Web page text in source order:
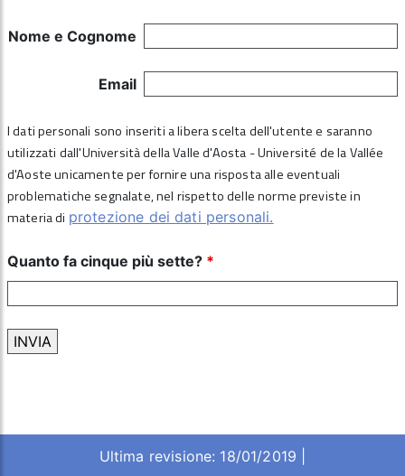
Nome e Cognome
Email
I dati personali sono inseriti a libera scelta dell'utente e saranno
utilizzati dall'Università della Valle d'Aosta - Université de la Vallée
d'Aoste unicamente per fornire una risposta alle eventuali
problematiche segnalate, nel rispetto delle norme previste in
materia di protezione dei dati personali.
Quanto fa cinque più sette? *
Ultima revisione: 18/01/2019 |